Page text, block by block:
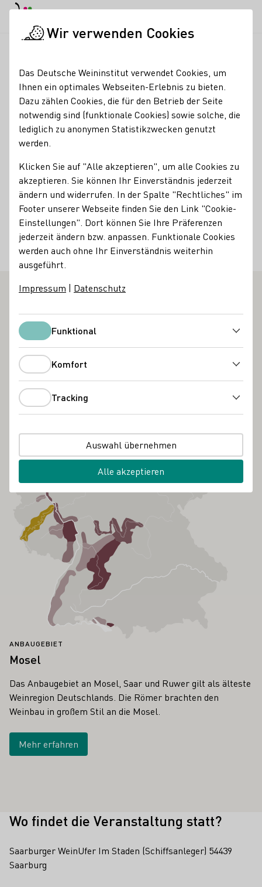
Auf ein Glas mit
Dorothee am
Saarburger Weinufer
Trefft Dorothee Zilliken persönlich auf ein Glas
SaarRiesling am Saarburger WeinUfer
von 16:00 - 18:00 Uhr ist sie vor Ort, musikalische
Begleitung von Simon Krista und kulinarischer Support
vom Foodtruck Beef Club.
Kulinarik
ANBAUGEBIET
Mosel
Das Anbaugebiet an Mosel, Saar und Ruwer gilt als älteste
Weinregion Deutschlands. Die Römer brachten den
Weinbau in großem Stil an die Mosel.
Mehr erfahren
Wo findet die Veranstaltung statt?
Saarburger WeinUfer Im Staden (Schiffsanleger) 54439
Saarburg
Wir verwenden Cookies
Das Deutsche Weininstitut verwendet Cookies, um
Ihnen ein optimales Webseiten-Erlebnis zu bieten.
Dazu zählen Cookies, die für den Betrieb der Seite
notwendig sind (funktionale Cookies) sowie solche, die
lediglich zu anonymen Statistikzwecken genutzt
werden.
Klicken Sie auf "Alle akzeptieren", um alle Cookies zu
akzeptieren. Sie können Ihr Einverständnis jederzeit
ändern und widerrufen. In der Spalte "Rechtliches" im
Footer unserer Webseite finden Sie den Link "Cookie-
Einstellungen". Dort können Sie Ihre Präferenzen
jederzeit ändern bzw. anpassen. Funktionale Cookies
werden auch ohne Ihr Einverständnis weiterhin
ausgeführt.
Impressum | Datenschutz
FunktionalFunktional
Komfort
Tracking
Auswahl übernehmen
Alle akzeptieren